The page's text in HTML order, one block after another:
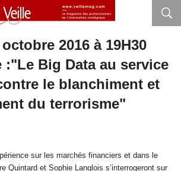
2016 à 19H30
:"Le Big Data au service
le blanchiment et
du terrorisme"
sur les marchés financiers et dans le
Quintard et Sophie Langlois s’interrogeront sur